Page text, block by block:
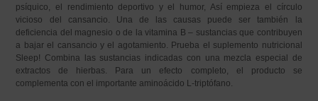
psíquico, el rendimiento deportivo y el humor, Así empieza el círculo
vicioso del cansancio. Una de las causas puede ser también la
deficiencia del magnesio o de la vitamina B – sustancias que contribuyen
a bajar el cansancio y el agotamiento. Prueba el suplemento nutricional
Sleep! Combina las sustancias indicadas con una mezcla especial de
extractos de hierbas. Para un efecto completo, el producto se
complementa con el importante aminoácido L-triptófano.